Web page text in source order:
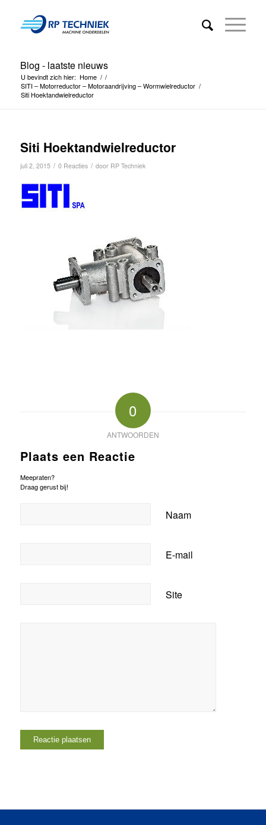
Blog - laatste nieuws
U bevindt zich hier: Home / /
SITI – Motorreductor – Motoraandrijving – Wormwielreductor /
Siti Hoektandwielreductor
Siti Hoektandwielreductor
juli 2, 2015 / 0 Reacties / door RP Techniek
0
ANTWOORDEN
Plaats een Reactie
Meepraten?
Draag gerust bij!
Naam
E-mail
Site